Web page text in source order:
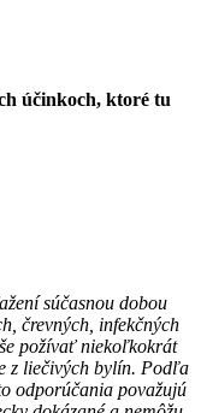
účinkoch, ktoré tu
súčasnou dobou
črevných, infekčných
požívať niekoľkokrát
z liečivých bylín. Podľa
odporúčania považujú